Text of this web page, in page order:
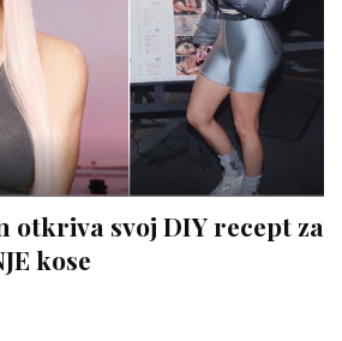
otkriva svoj DIY recept za
kose